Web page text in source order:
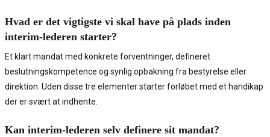
Hvad er det vigtigste vi skal have på plads inden
interim-lederen starter?
Et klart mandat med konkrete forventninger, defineret
beslutningskompetence og synlig opbakning fra bestyrelse eller
direktion. Uden disse tre elementer starter forløbet med et handikap
der er svært at indhente.
Kan interim-lederen selv definere sit mandat?